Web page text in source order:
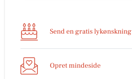
Send en gratis lykønskning
Opret mindeside